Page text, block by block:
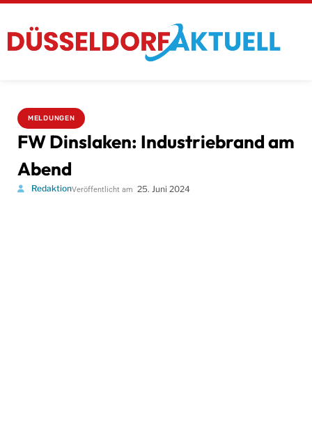
MELDUNGEN
FW Dinslaken: Industriebrand am
Abend
RedaktionVeröffentlicht am 25. Juni 2024